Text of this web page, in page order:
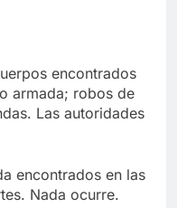
encontrados
armada; robos de
Las autoridades
encontrados en las
Nada ocurre.